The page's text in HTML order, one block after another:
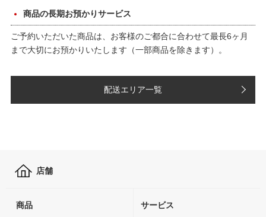
商品の長期お預かりサービス
ご予約いただいた商品は、お客様のご都合に合わせて最長6ヶ月
まで大切にお預かりいたします（一部商品を除きます）。
配送エリア一覧
店舗
商品 サービス